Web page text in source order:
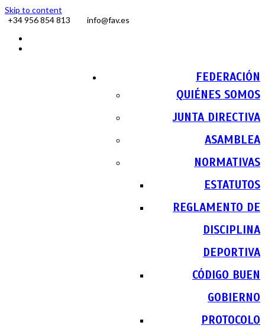
Skip to content
+34 956 854 813
info@fav.es
FEDERACIÓN
QUIÉNES SOMOS
JUNTA DIRECTIVA
ASAMBLEA
NORMATIVAS
ESTATUTOS
REGLAMENTO DE
DISCIPLINA
DEPORTIVA
CÓDIGO BUEN
GOBIERNO
PROTOCOLO